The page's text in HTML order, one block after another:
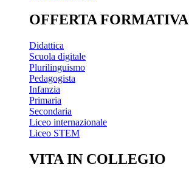
OFFERTA FORMATIVA
Didattica
Scuola digitale
Plurilinguismo
Pedagogista
Infanzia
Primaria
Secondaria
Liceo internazionale
Liceo STEM
VITA IN COLLEGIO